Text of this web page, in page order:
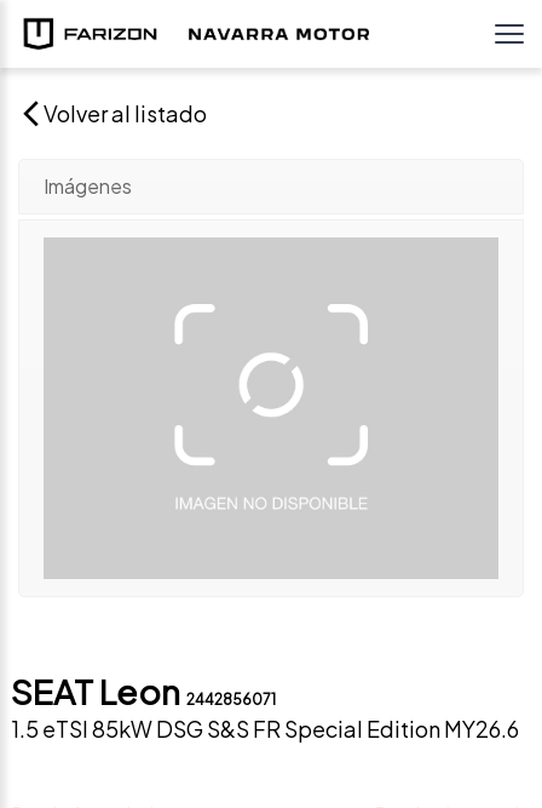
Volver al listado
Imágenes
SEAT Leon 2442856071
1.5 eTSI 85kW DSG S&S FR Special Edition MY26.6